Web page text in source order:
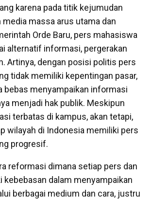
karena pada titik kejumudan
media massa arus utama dan
Orde Baru, pers mahasiswa
alternatif informasi, pergerakan
Artinya, dengan posisi politis pers
tidak memiliki kepentingan pasar,
bebas menyampaikan informasi
menjadi hak publik. Meskipun
terbatas di kampus, akan tetapi,
wilayah di Indonesia memiliki pers
progresif.
reformasi dimana setiap pers dan
kebebasan dalam menyampaikan
berbagai medium dan cara, justru